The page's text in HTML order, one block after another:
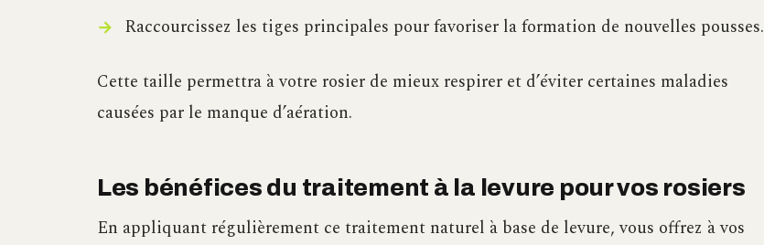
Raccourcissez les tiges principales pour favoriser la formation de nouvelles pousses.
Cette taille permettra à votre rosier de mieux respirer et d’éviter certaines maladies
causées par le manque d’aération.
Les bénéfices du traitement à la levure pour vos rosiers
En appliquant régulièrement ce traitement naturel à base de levure, vous offrez à vos